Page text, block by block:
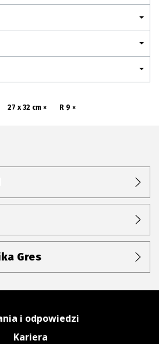
27 x 32 cm × R 9 ×
Gres
i odpowiedzi
Kariera